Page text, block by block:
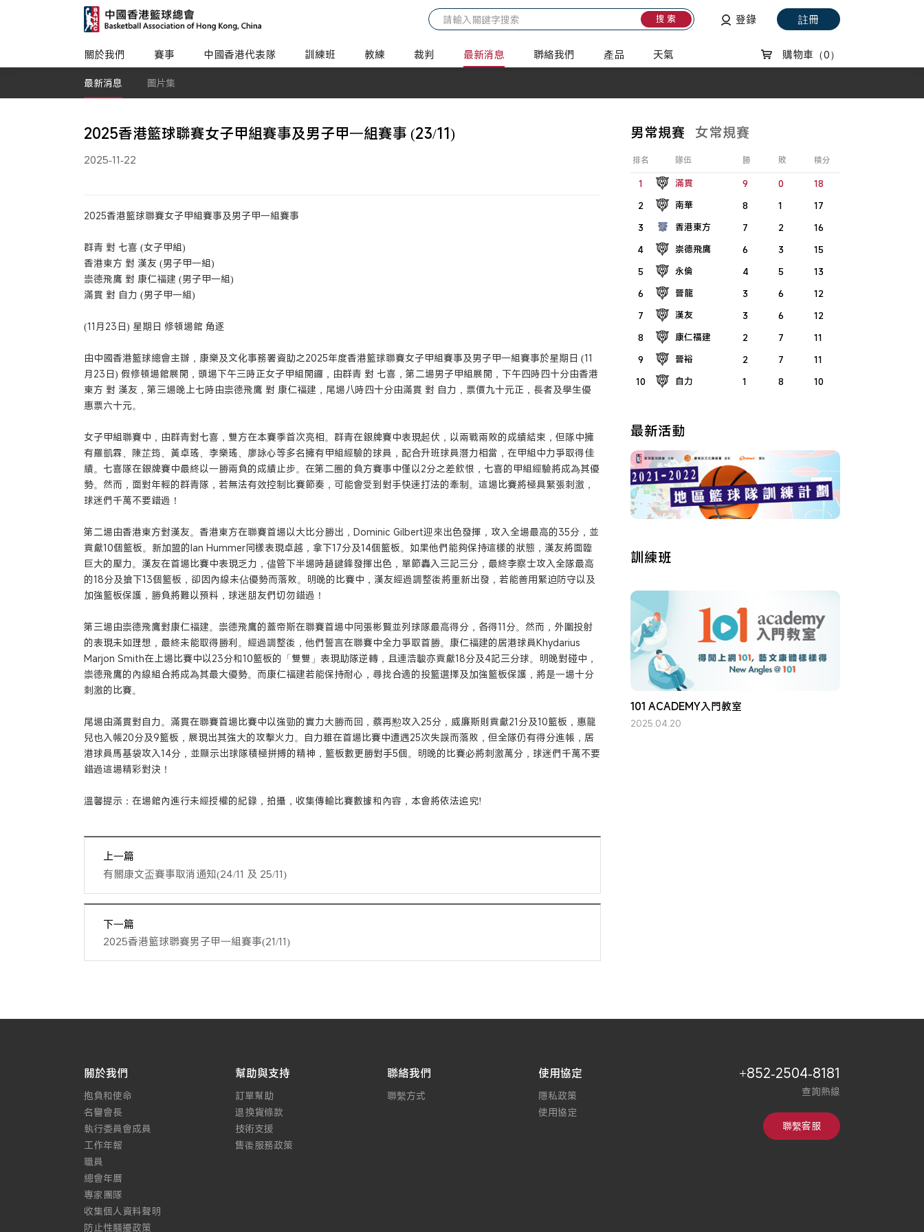
搜 索 登錄 註冊
關於我們 賽事 中國香港代表隊 訓練班 教練 裁判 最新消息 聯絡我們 產品 天氣 購物車 （0）
最新消息 圖片集
2025香港籃球聯賽女子甲組賽事及男子甲一組賽事 (23/11)
2025-11-22
2025香港籃球聯賽女子甲組賽事及男子甲一組賽事
群青 對 七喜 (女子甲組)
香港東方 對 漢友 (男子甲一組)
崇德飛鷹 對 康仁福建 (男子甲一組)
滿貫 對 自力 (男子甲一組)
(11月23日) 星期日 修頓場館 角逐
由中國香港籃球總會主辦，康樂及文化事務署資助之2025年度香港籃球聯賽女子甲組賽事及男子甲一組賽事於星期日 (11
月23日) 假修頓場館展開，頭場下午三時正女子甲組開鑼，由群青 對 七喜，第二場男子甲組展開，下午四時四十分由香港
東方 對 漢友，第三場晚上七時由崇德飛鷹 對 康仁福建，尾場八時四十分由滿貫 對 自力，票價九十元正，長者及學生優
惠票六十元。
女子甲組聯賽中，由群青對七喜，雙方在本賽季首次亮相。群青在銀牌賽中表現起伏，以兩戰兩敗的成績結束，但隊中擁
有羅凱霖、陳芷筠、黃卓瑤、李樂瑤、廖詠心等多名擁有甲組經驗的球員，配合升班球員潛力相當，在甲組中力爭取得佳
績。七喜隊在銀牌賽中最終以一勝兩負的成績止步。在第二圈的負方賽事中僅以2分之差飲恨，七喜的甲組經驗將成為其優
勢。然而，面對年輕的群青隊，若無法有效控制比賽節奏，可能會受到對手快速打法的牽制。這場比賽將極具緊張刺激，
球迷們千萬不要錯過！
第二場由香港東方對漢友。香港東方在聯賽首場以大比分勝出，Dominic Gilbert迎來出色發揮，攻入全場最高的35分，並
貢獻10個籃板。新加盟的Ian Hummer同樣表現卓越，拿下17分及14個籃板。如果他們能夠保持這樣的狀態，漢友將面臨
巨大的壓力。漢友在首場比賽中表現乏力，儘管下半場時趙鍵鋒發揮出色，單節轟入三記三分，最終李察士攻入全隊最高
的18分及搶下13個籃板，卻因內線未佔優勢而落敗。明晚的比賽中，漢友經過調整後將重新出發，若能善用緊迫防守以及
加強籃板保護，勝負將難以預料，球迷朋友們切勿錯過！
第三場由崇德飛鷹對康仁福建。崇德飛鷹的蓋帝斯在聯賽首場中同張彬賢並列球隊最高得分，各得11分。然而，外圍投射
的表現未如理想，最終未能取得勝利。經過調整後，他們誓言在聯賽中全力爭取首勝。康仁福建的居港球員Khydarius
Marjon Smith在上場比賽中以23分和10籃板的「雙雙」表現助隊逆轉，且連浩駿亦貢獻18分及4記三分球。明晚對碰中，
崇德飛鷹的內線組合將成為其最大優勢。而康仁福建若能保持耐心，尋找合適的投籃選擇及加強籃板保護，將是一場十分
刺激的比賽。
尾場由滿貫對自力。滿貫在聯賽首場比賽中以強勁的實力大勝而回，蔡再懃攻入25分，威廉斯則貢獻21分及10籃板，惠龍
兒也入帳20分及9籃板，展現出其強大的攻擊火力。自力雖在首場比賽中遭遇25次失誤而落敗，但全隊仍有得分進帳，居
港球員馬基袋攻入14分，並顯示出球隊積極拼搏的精神，籃板數更勝對手5個。明晚的比賽必將刺激萬分，球迷們千萬不要
錯過這場精彩對決！
溫馨提示：在場館內進行未經授權的紀錄，拍攝，收集傳輸比賽數據和內容，本會將依法追究!
上一篇
有關康文盃賽事取消通知(24/11 及 25/11)
下一篇
2025香港籃球聯賽男子甲一組賽事(21/11)
男常規賽 女常規賽
排名 隊伍 勝 敗 積分
1 滿貫 9 0
18
2
南華 8 1
17
3
香港東方 7 2
16
4
崇德飛鷹 6 3
15
5
永倫 4 5
13
6
晉龍 3 6
12
7
漢友 3 6
12
8
康仁福建 2 7
11
9
晉裕 2 7
11
10
自力 1 8 10
最新活動
訓練班
101 ACADEMY入門教室
2025.04.20
關於我們
抱負和使命
名譽會長
執行委員會成員
工作年報
職員
總會年曆
專家團隊
收集個人資料聲明
防止性騷擾政策
幫助與支持
訂單幫助
退換貨條款
技術支援
售後服務政策
聯絡我們
聯繫方式
使用協定
隱私政策
使用協定
+852-2504-8181
查詢熱線
聯繫客服